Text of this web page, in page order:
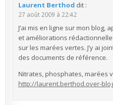
Laurent Berthod dit :
27 août 2009 à 22:42
J’ai mis en ligne sur mon blog,
et améliorations
sur les marées vertes. J’y ai
des documents de référence.
Nitrates, phosphates, marées
http://laurent.berthod.over-